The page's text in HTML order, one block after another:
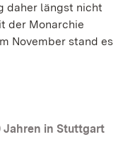
daher längst nicht
der Monarchie
November stand es
Jahren in Stuttgart